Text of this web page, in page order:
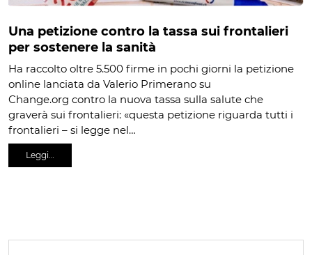
Una petizione contro la tassa sui frontalieri
per sostenere la sanità
Ha raccolto oltre 5.500 firme in pochi giorni la petizione
online lanciata da Valerio Primerano su
Change.org contro la nuova tassa sulla salute che
graverà sui frontalieri: «questa petizione riguarda tutti i
frontalieri – si legge nel…
Leggi…